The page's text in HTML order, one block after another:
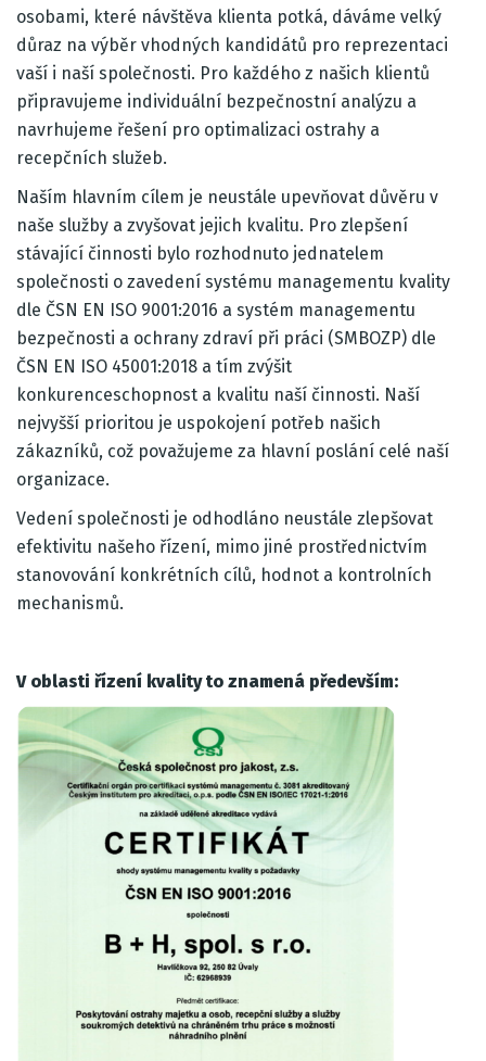
osobami, které návštěva klienta potká, dáváme velký
důraz na výběr vhodných kandidátů pro reprezentaci
vaší i naší společnosti. Pro každého z našich klientů
připravujeme individuální bezpečnostní analýzu a
navrhujeme řešení pro optimalizaci ostrahy a
recepčních služeb.
Naším hlavním cílem je neustále upevňovat důvěru v
naše služby a zvyšovat jejich kvalitu. Pro zlepšení
stávající činnosti bylo rozhodnuto jednatelem
společnosti o zavedení systému managementu kvality
dle ČSN EN ISO 9001:2016 a systém managementu
bezpečnosti a ochrany zdraví při práci (SMBOZP) dle
ČSN EN ISO 45001:2018 a tím zvýšit
konkurenceschopnost a kvalitu naší činnosti. Naší
nejvyšší prioritou je uspokojení potřeb našich
zákazníků, což považujeme za hlavní poslání celé naší
organizace.
Vedení společnosti je odhodláno neustále zlepšovat
efektivitu našeho řízení, mimo jiné prostřednictvím
stanovování konkrétních cílů, hodnot a kontrolních
mechanismů.
V oblasti řízení kvality to znamená především: